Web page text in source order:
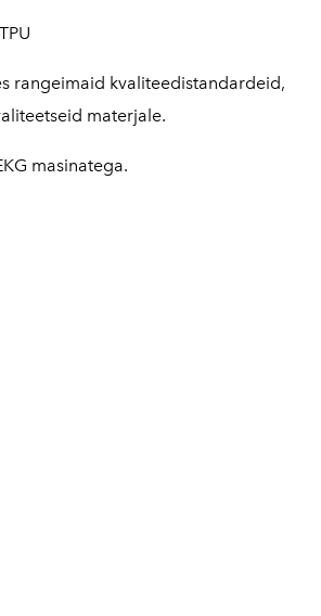
rangeimaid kvaliteedistandardeid,
materjale.
masinatega.